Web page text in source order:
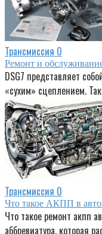
Трансмиссия 0
Ремонт и
DSG7 представляет
«сухим» сцеплением.
Трансмиссия 0
Что такое АКПП в
Что такое ремонт акпп
аббревиатура, которая